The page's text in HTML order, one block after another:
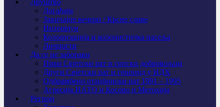
Друштво
Догађаји
Завичајне вечери / Крсне славе
Интервјуи
Колонизација и колонистичка насеља
Личности
Да се не заборави
Први Свјeтски рат и српски добровољци
Други Свјетски рат и геноцид у НДХ
Одбрамбено отаџбински рат 1991 – 1995
Агресија НАТО и Косово и Метохија
Регион